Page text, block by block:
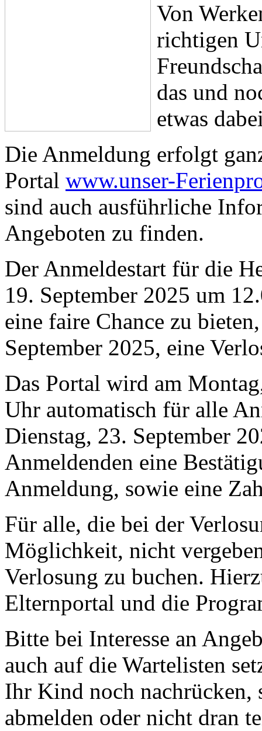
Von
richtigen
das und
etwas
Die Anmeldung erfolgt
Portal www.unser-
sind auch ausführliche
Angeboten zu finden.
Der Anmeldestart für die
19. September 2025 um
eine faire Chance zu
September 2025, eine
Das Portal wird am
Uhr automatisch für alle
Dienstag, 23. September
Anmeldenden eine
Anmeldung, sowie eine
Für alle, die bei der
Möglichkeit, nicht
Verlosung zu buchen.
Elternportal und die
Bitte bei Interesse an
auch auf die Wartelisten
Ihr Kind noch nachrücken,
abmelden oder nicht dran